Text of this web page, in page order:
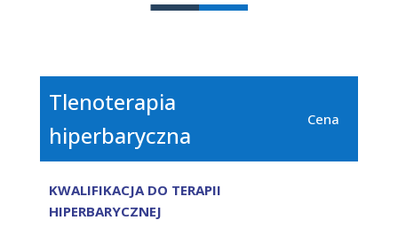
Tlenoterapia
hiperbaryczna
Cena
KWALIFIKACJA DO TERAPII
HIPERBARYCZNEJ